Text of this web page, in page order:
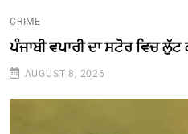
CRIME
ਪੰਜਾਬੀ ਵਪਾਰੀ ਦਾ ਸਟੋਰ ਵਿਚ
AUGUST 8, 2026